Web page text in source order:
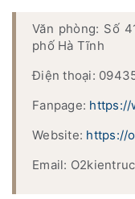
Văn phòng: Số
phố Hà Tĩnh
Điện thoại:
Fanpage: https://
Website: https://
Email: